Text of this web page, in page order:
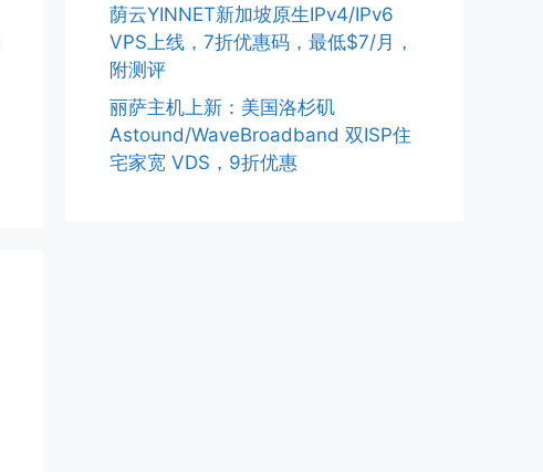
荫云YINNET新加坡原生IPv4/IPv6
VPS上线，7折优惠码，最低$7/月，
附测评
丽萨主机上新：美国洛杉矶
Astound/WaveBroadband 双ISP住
宅家宽 VDS，9折优惠